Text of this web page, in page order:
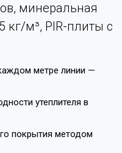
минеральная
кг/м³, PIR-плиты с
метре линии —
утеплителя в
покрытия методом